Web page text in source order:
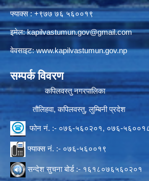
फ्याक्स : +९७७ ७६ ५६००१९
इमेल:kapilvastumun.gov@gmail.com
वेवसाइट:www.kapilvastumun.gov.np
सम्पर्क विवरण
कपिलवस्तु नगरपालिका
तौलिहवा, कपिलवस्तु, लुम्बिनी प्रदेश
फोन नं. :- ०७६-५६०२०१, ०७६-५६००१८
फ्याक्स नं. :- ०७६-५६००१९
सन्देश सुचना बोर्ड :- १६१८०७६५६०२०१